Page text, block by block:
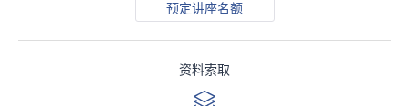
预定讲座名额
资料索取